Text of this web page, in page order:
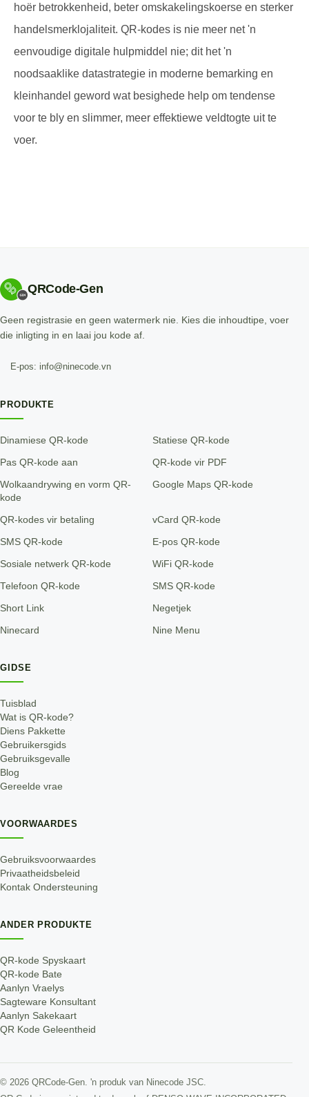
hoër betrokkenheid, beter omskakelingskoerse en sterker
handelsmerklojaliteit. QR-kodes is nie meer net 'n
eenvoudige digitale hulpmiddel nie; dit het 'n
noodsaaklike datastrategie in moderne bemarking en
kleinhandel geword wat besighede help om tendense
voor te bly en slimmer, meer effektiewe veldtogte uit te
voer.
QRCode-Gen
Geen registrasie en geen watermerk nie. Kies die inhoudtipe, voer
die inligting in en laai jou kode af.
E-pos: info@ninecode.vn
PRODUKTE
Dinamiese QR-kode Statiese QR-kode
Pas QR-kode aan QR-kode vir PDF
Wolkaandrywing en vorm QR-
kode
Google Maps QR-kode
QR-kodes vir betaling vCard QR-kode
SMS QR-kode E-pos QR-kode
Sosiale netwerk QR-kode WiFi QR-kode
Telefoon QR-kode SMS QR-kode
Short Link Negetjek
Ninecard Nine Menu
GIDSE
Tuisblad
Wat is QR-kode?
Diens Pakkette
Gebruikersgids
Gebruiksgevalle
Blog
Gereelde vrae
VOORWAARDES
Gebruiksvoorwaardes
Privaatheidsbeleid
Kontak Ondersteuning
ANDER PRODUKTE
QR-kode Spyskaart
QR-kode Bate
Aanlyn Vraelys
Sagteware Konsultant
Aanlyn Sakekaart
QR Kode Geleentheid
© 2026 QRCode-Gen. 'n produk van Ninecode JSC.